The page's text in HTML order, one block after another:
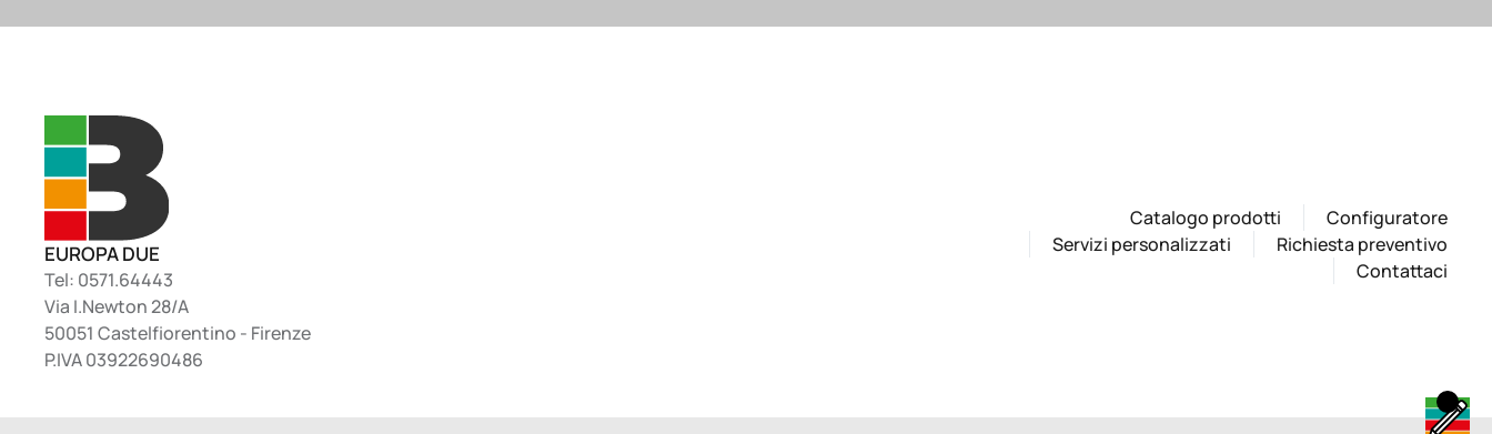
EUROPA DUE
Tel: 0571.64443
Via I.Newton 28/A
50051 Castelfiorentino - Firenze
P.IVA 03922690486
Catalogo prodotti
Configuratore
Servizi personalizzati
Richiesta preventivo
Contattaci